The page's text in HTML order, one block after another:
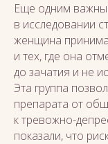
Еще одним
в исследовании
женщина
и тех, где она
до зачатия и не
Эта группа
препарата от
к тревожно-
показали, что